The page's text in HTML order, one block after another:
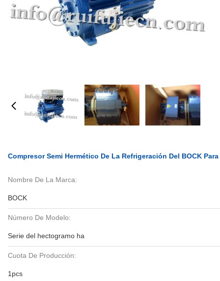
Compresor Semi Hermético De La Refrigeración Del BOCK
Nombre De La Marca:
BOCK
Número De Modelo:
Serie del hectogramo ha
Cuota De Producción:
1pcs